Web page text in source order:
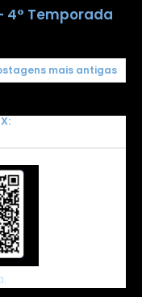
4° Temporada
mais antigas